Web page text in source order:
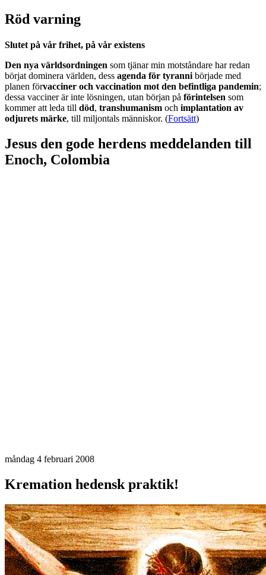
Röd varning
Slutet på vår frihet, på vår existens
Den nya världsordningen som tjänar min motståndare har redan
börjat dominera världen, dess agenda för tyranni började med
planen förvacciner och vaccination mot den befintliga pandemin;
dessa vacciner är inte lösningen, utan början på förintelsen som
kommer att leda till död, transhumanism och implantation av
odjurets märke, till miljontals människor. (Fortsätt)
Jesus den gode herdens meddelanden till
Enoch, Colombia
måndag 4 februari 2008
Kremation hedensk praktik!